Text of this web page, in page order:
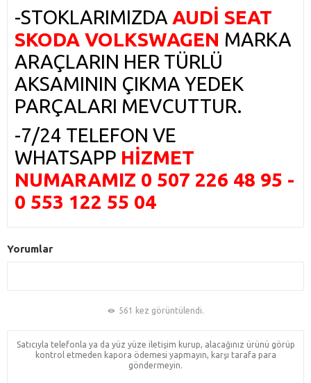
-STOKLARIMIZDA AUDİ SEAT
SKODA VOLKSWAGEN MARKA
ARAÇLARIN HER TÜRLÜ
AKSAMININ ÇIKMA YEDEK
PARÇALARI MEVCUTTUR.
-7/24 TELEFON VE
WHATSAPP HİZMET
NUMARAMIZ 0 507 226 48 95 -
0 553 122 55 04
Yorumlar
561 kez görüntülendi.
Satıcıyla telefonla ya da yüz yüze iletişim kurup, alacağınız ürünü görüp
kontrol etmeden kapora ödemesi yapmayın, karşı tarafa para
göndermeyin.